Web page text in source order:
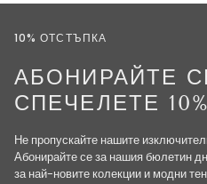
10% ОТСТЪПКА
АБОНИРАЙТЕ
СПЕЧЕЛЕТЕ
Не пропускайте нашите
Абонирайте се за нашия бюлетин
за най-новите колекции и модни